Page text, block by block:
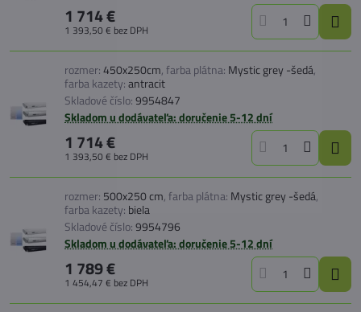
1 714 €
1 393,50 € bez DPH
rozmer:450x250cm,farba plátna: Mystic grey -šedá,
farba kazety:antracit
Skladové číslo:9954847
Skladom u dodávateľa: doručenie 5-12 dní
1 714 €
1 393,50 € bez DPH
rozmer: 500x250 cm,farba plátna: Mystic grey -šedá,
farba kazety: biela
Skladové číslo:9954796
Skladom u dodávateľa: doručenie 5-12 dní
1 789 €
1 454,47 € bez DPH